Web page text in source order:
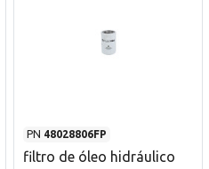
PN 48028806FP
filtro de óleo hidráulico